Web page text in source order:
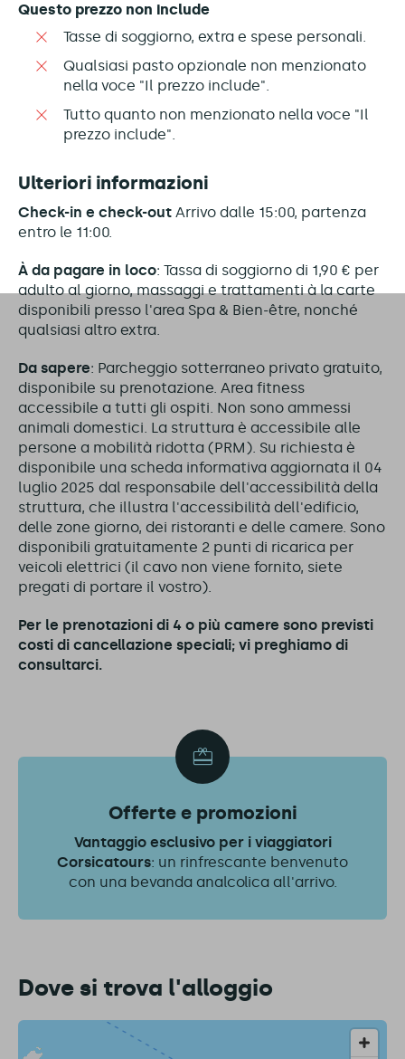
Questo prezzo non include
Tasse di soggiorno, extra e spese personali.
Qualsiasi pasto opzionale non menzionato
nella voce "Il prezzo include".
Tutto quanto non menzionato nella voce "Il
prezzo include".
Ulteriori informazioni
Check-in e check-out Arrivo dalle 15:00, partenza
entro le 11:00.
À da pagare in loco: Tassa di soggiorno di 1,90 € per
adulto al giorno, massaggi e trattamenti à la carte
disponibili presso l'area Spa & Bien-être, nonché
qualsiasi altro extra.
Da sapere: Parcheggio sotterraneo privato gratuito,
disponibile su prenotazione. Area fitness
accessibile a tutti gli ospiti. Non sono ammessi
animali domestici. La struttura è accessibile alle
persone a mobilità ridotta (PRM). Su richiesta è
disponibile una scheda informativa aggiornata il 04
luglio 2025 dal responsabile dell'accessibilità della
struttura, che illustra l'accessibilità dell'edificio,
delle zone giorno, dei ristoranti e delle camere. Sono
disponibili gratuitamente 2 punti di ricarica per
veicoli elettrici (il cavo non viene fornito, siete
pregati di portare il vostro).
Per le prenotazioni di 4 o più camere sono previsti
costi di cancellazione speciali; vi preghiamo di
consultarci.
Offerte e promozioni
Vantaggio esclusivo per i viaggiatori
Corsicatours: un rinfrescante benvenuto
con una bevanda analcolica all'arrivo.
Dove si trova l'alloggio